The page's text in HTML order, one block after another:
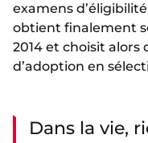
examens
obtient finalement
2014 et choisit alors
d’adoption en
Dans la vie,